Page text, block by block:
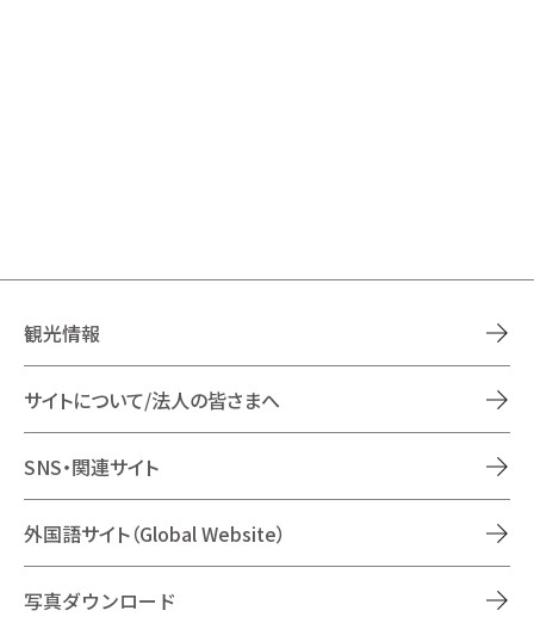
観光情報
サイトについて/法人の皆さまへ
SNS・関連サイト
外国語サイト（Global Website）
写真ダウンロード